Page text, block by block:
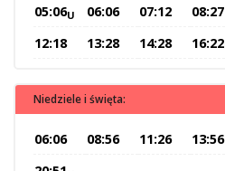
O Spółce
05:06U 06:06 07:12 08:27
12:18 13:28 14:28 16:22
Niedziele i święta:
06:06 08:56 11:26 13:56